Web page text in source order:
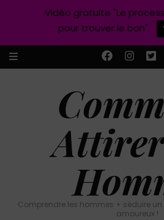
Comprendre les hommes + séduire
amoureux !
Vidéo gratuite "Le
pour trouver le bon"